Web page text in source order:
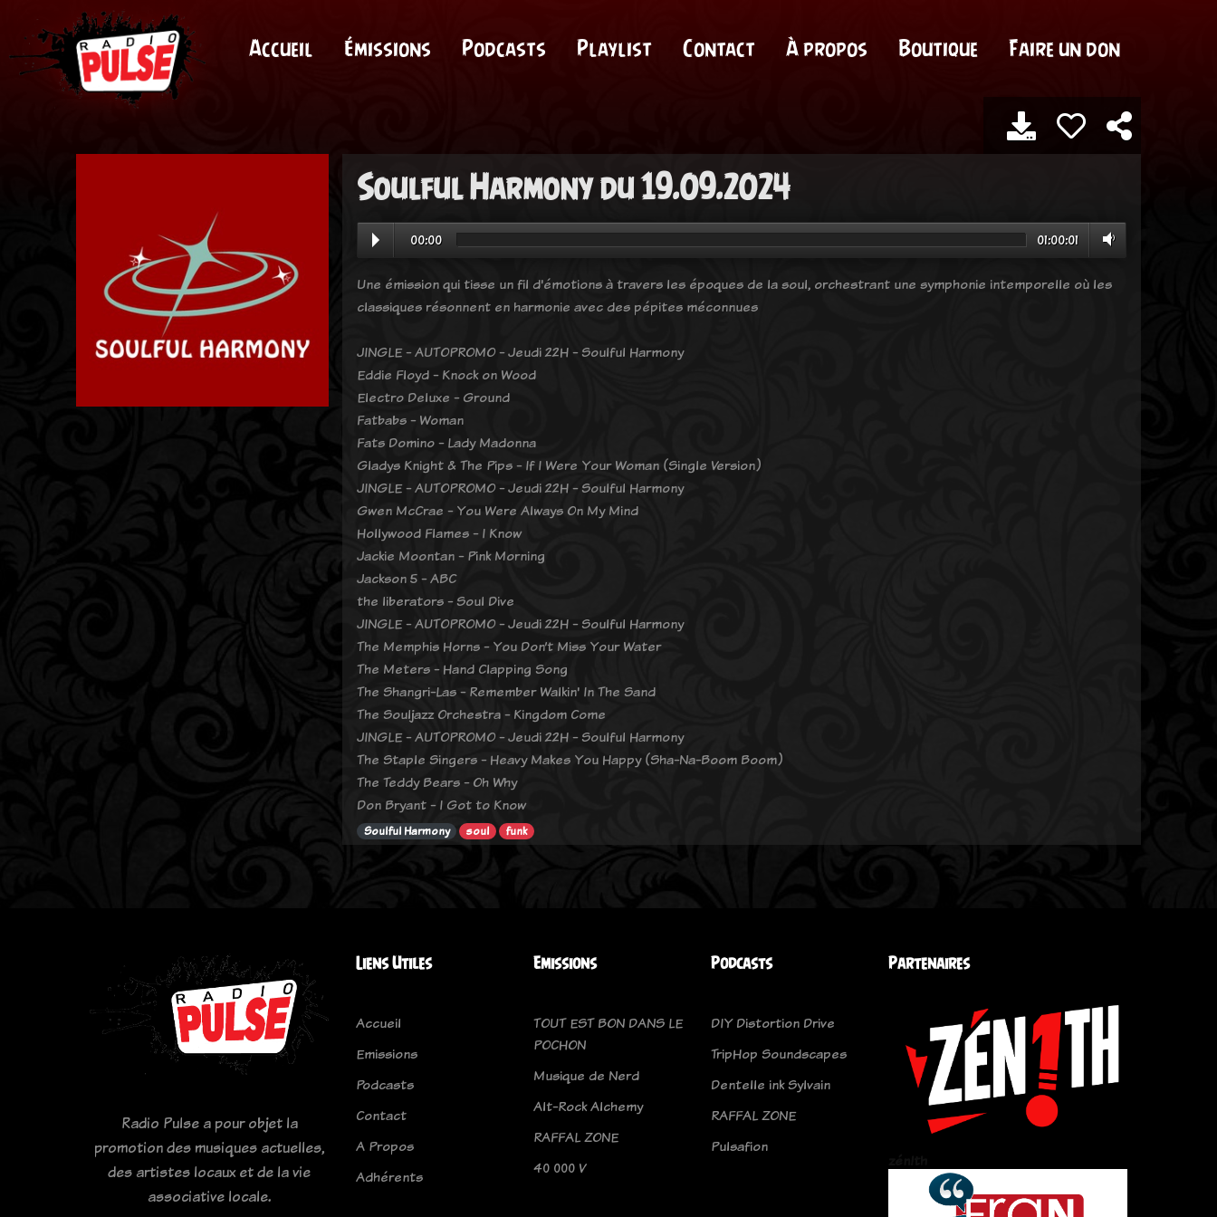
Accueil Émissions Podcasts Playlist Contact À propos Boutique Faire un don
Soulful Harmony du 19.09.2024
00:00 01:00:01
Une émission qui tisse un fil d'émotions à travers les époques de la soul, orchestrant une symphonie intemporelle où les
classiques résonnent en harmonie avec des pépites méconnues
JINGLE - AUTOPROMO - Jeudi 22H - Soulful Harmony
Eddie Floyd - Knock on Wood
Electro Deluxe - Ground
Fatbabs - Woman
Fats Domino - Lady Madonna
Gladys Knight & The Pips - If I Were Your Woman (Single Version)
JINGLE - AUTOPROMO - Jeudi 22H - Soulful Harmony
Gwen McCrae - You Were Always On My Mind
Hollywood Flames - I Know
Jackie Moontan - Pink Morning
Jackson 5 - ABC
the liberators - Soul Dive
JINGLE - AUTOPROMO - Jeudi 22H - Soulful Harmony
The Memphis Horns - You Don’t Miss Your Water
The Meters - Hand Clapping Song
The Shangri-Las - Remember Walkin' In The Sand
The Souljazz Orchestra - Kingdom Come
JINGLE - AUTOPROMO - Jeudi 22H - Soulful Harmony
The Staple Singers - Heavy Makes You Happy (Sha-Na-Boom Boom)
The Teddy Bears - Oh Why
Don Bryant - I Got to Know
Soulful Harmony soul funk
Radio Pulse a pour objet la
promotion des musiques actuelles,
des artistes locaux et de la vie
associative locale.
Liens Utiles
Accueil
Emissions
Podcasts
Contact
A Propos
Adhérents
Emissions
TOUT EST BON DANS LE
POCHON
Musique de Nerd
Alt-Rock Alchemy
RAFFAL ZONE
40 000 V
Podcasts
DIY Distortion Drive
TripHop Soundscapes
Dentelle ink Sylvain
RAFFAL ZONE
Pulsafion
Partenaires